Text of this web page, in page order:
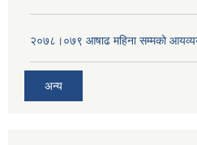
२०७८।०७९ आषाढ महिना सम्मको
अन्य